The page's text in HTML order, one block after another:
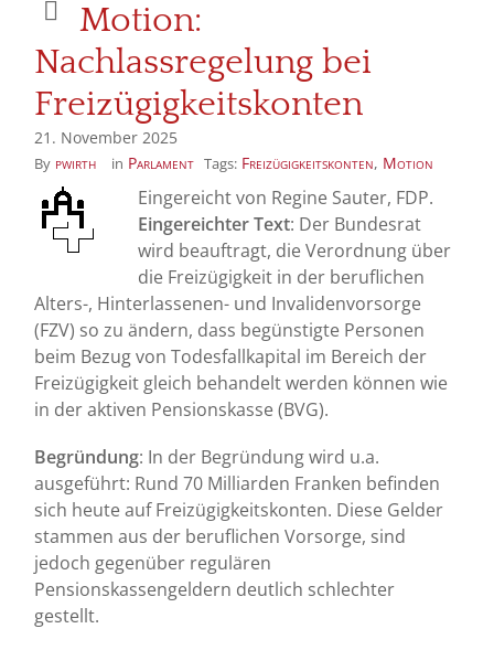
Motion:
Nachlassregelung bei
Freizügigkeitskonten
21. November 2025
By pwirth in Parlament Tags: Freizügigkeitskonten, Motion
Eingereicht von Regine Sauter, FDP.
Eingereichter Text: Der Bundesrat
wird beauftragt, die Verordnung über
die Freizügigkeit in der beruflichen
Alters-, Hinterlassenen- und Invalidenvorsorge
(FZV) so zu ändern, dass begünstigte Personen
beim Bezug von Todesfallkapital im Bereich der
Freizügigkeit gleich behandelt werden können wie
in der aktiven Pensionskasse (BVG).
Begründung: In der Begründung wird u.a.
ausgeführt: Rund 70 Milliarden Franken befinden
sich heute auf Freizügigkeitskonten. Diese Gelder
stammen aus der beruflichen Vorsorge, sind
jedoch gegenüber regulären
Pensionskassengeldern deutlich schlechter
gestellt.